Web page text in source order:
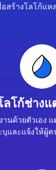
อสร้างโลโก้แ
ลโก้ช่างแ
นด้วยตัวเอง
และแจ้งให้ผู้